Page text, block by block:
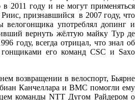
в 2011 году и не могут применяться
Риис, признавшийся в 2007 году, что
велогонщика употреблял допинг и
вернуть жёлтую майку Тур де
году, всегда отрицал, что знал об
гонщиками его команд CSC и Saxo
возвращении в велоспорт, Бьярне
Канчеллара и BMC помогли ему
команды NTT Дугом Райдером о